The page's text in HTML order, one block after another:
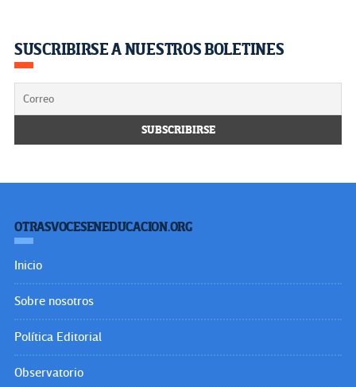
SUSCRIBIRSE A NUESTROS BOLETINES
OTRASVOCESENEDUCACION.ORG
Inicio
Sobre nosotros
Política Editorial
Observatorio